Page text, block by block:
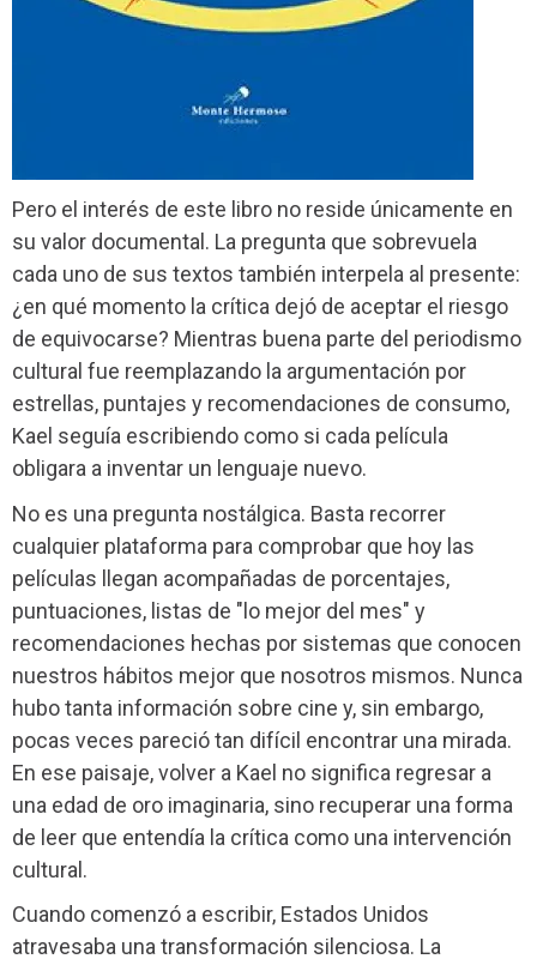
Pero el interés de este libro no reside únicamente en
su valor documental. La pregunta que sobrevuela
cada uno de sus textos también interpela al presente:
¿en qué momento la crítica dejó de aceptar el riesgo
de equivocarse? Mientras buena parte del periodismo
cultural fue reemplazando la argumentación por
estrellas, puntajes y recomendaciones de consumo,
Kael seguía escribiendo como si cada película
obligara a inventar un lenguaje nuevo.
No es una pregunta nostálgica. Basta recorrer
cualquier plataforma para comprobar que hoy las
películas llegan acompañadas de porcentajes,
puntuaciones, listas de "lo mejor del mes" y
recomendaciones hechas por sistemas que conocen
nuestros hábitos mejor que nosotros mismos. Nunca
hubo tanta información sobre cine y, sin embargo,
pocas veces pareció tan difícil encontrar una mirada.
En ese paisaje, volver a Kael no significa regresar a
una edad de oro imaginaria, sino recuperar una forma
de leer que entendía la crítica como una intervención
cultural.
Cuando comenzó a escribir, Estados Unidos
atravesaba una transformación silenciosa. La